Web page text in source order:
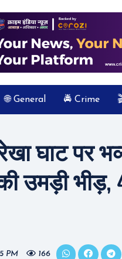
🌐 General 🚔 Crime
घाट पर
उमड़ी
PM 166